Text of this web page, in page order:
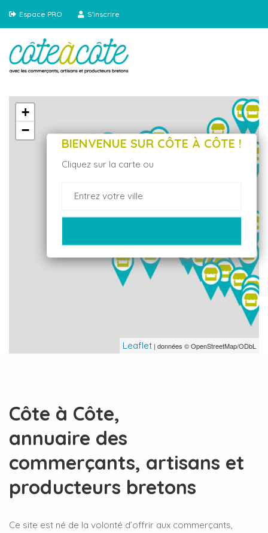
Espace PRO S'inscrire
BIENVENUE SUR CÔTE À CÔTE !
Cliquez sur la carte ou
+
−
Leaflet | données © OpenStreetMap/ODbL
Côte à Côte,
annuaire des
commerçants, artisans et
producteurs bretons
Ce site est né de la volonté d’offrir aux commerçants,